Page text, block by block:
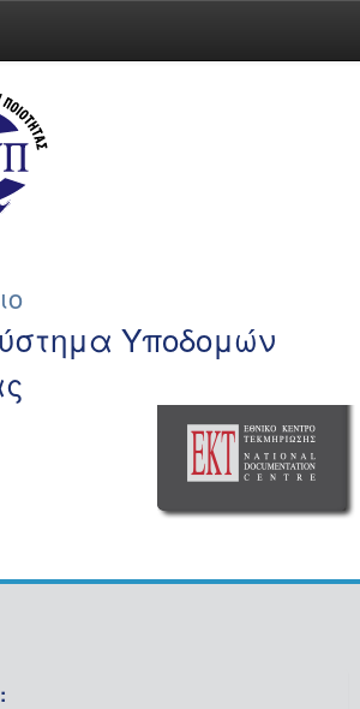
Υποδομών